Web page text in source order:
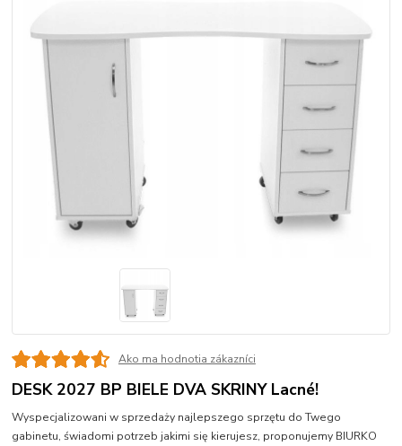
Ako ma hodnotia zákazníci
DESK 2027 BP BIELE DVA SKRINY Lacné!
Wyspecjalizowani w sprzedaży najlepszego sprzętu do Twego
gabinetu, świadomi potrzeb jakimi się kierujesz, proponujemy BIURKO